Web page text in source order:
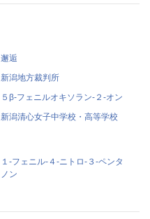
邂逅
新潟地方裁判所
５β‐フェニルオキソラン‐２‐オン
新潟清心女子中学校・高等学校
１‐フェニル‐４‐ニトロ‐３‐ペンタ
ノン